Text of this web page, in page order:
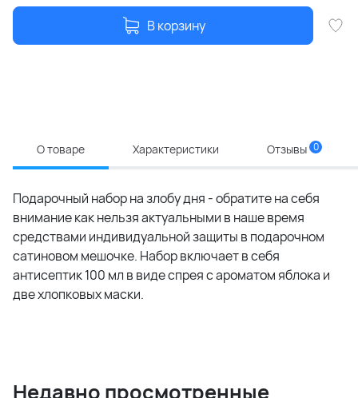
В корзину
О товаре Характеристики Отзывы 0
Подарочный набор на злобу дня - обратите на себя
внимание как нельзя актуальными в наше время
средствами индивидуальной защиты в подарочном
сатиновом мешочке. Набор включает в себя
антисептик 100 мл в виде спрея с ароматом яблока и
две хлопковых маски.
Недавно просмотренные